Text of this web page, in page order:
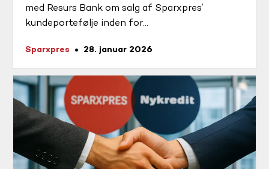
med Resurs Bank om salg af Sparxpres’
kundeportefølje inden for
Sparxpres 28. januar 2026